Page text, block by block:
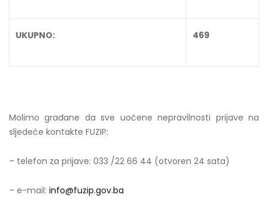
UKUPNO: 469
Molimo građane da sve uočene nepravilnosti prijave na
sljedeće kontakte FUZIP:
– telefon za prijave: 033 /22 66 44 (otvoren 24 sata)
– e-mail: info@fuzip.gov.ba